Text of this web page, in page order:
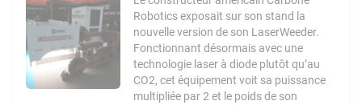
Robotics exposait sur son stand la
nouvelle version de son LaserWeeder.
Fonctionnant désormais avec une
technologie laser à diode plutôt qu’au
CO2, cet équipement voit sa puissance
multipliée par 2 et le poids de son